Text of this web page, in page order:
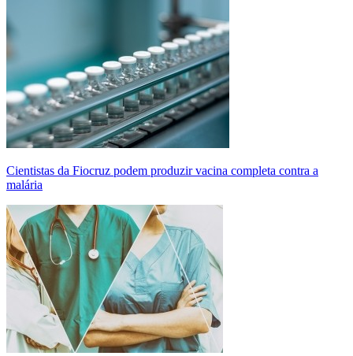
Cientistas da Fiocruz podem produzir vacina completa contra a
malária